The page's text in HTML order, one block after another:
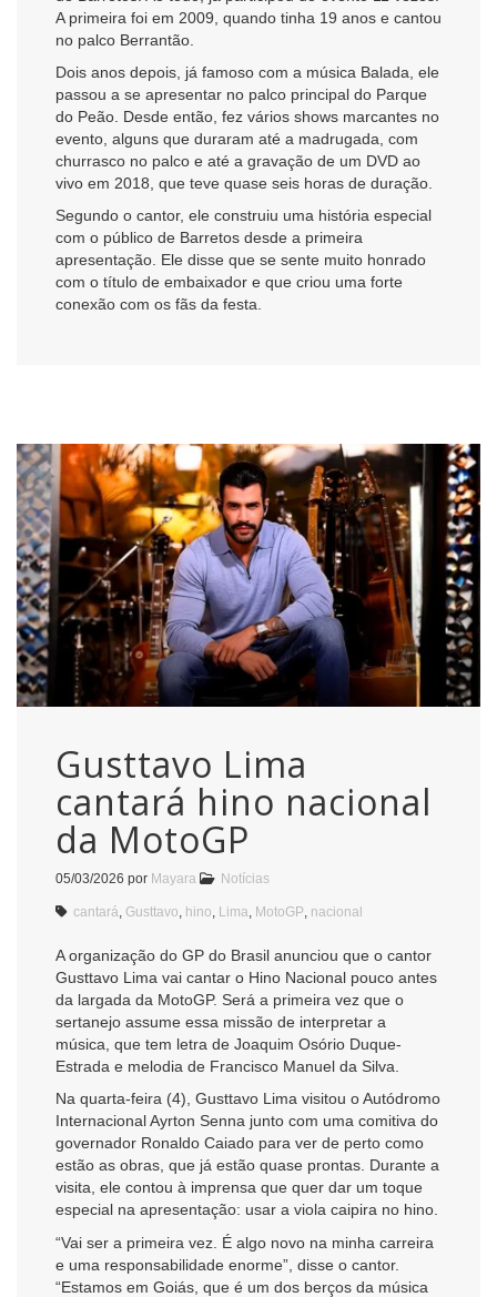
A primeira foi em 2009, quando tinha 19 anos e cantou
no palco Berrantão.
Dois anos depois, já famoso com a música Balada , ele
passou a se apresentar no palco principal do Parque
do Peão. Desde então, fez vários shows marcantes no
evento, alguns que duraram até a madrugada, com
churrasco no palco e até a gravação de um DVD ao
vivo em 2018, que teve quase seis horas de duração.
Segundo o cantor, ele construiu uma história especial
com o público de Barretos desde a primeira
apresentação. Ele disse que se sente muito honrado
com o título de embaixador e que criou uma forte
conexão com os fãs da festa.
Gusttavo Lima
cantará hino nacional
da MotoGP
05/03/2026 por Mayara Notícias
cantará Gusttavo hino Lima MotoGP nacional
A organização do GP do Brasil anunciou que o cantor
Gusttavo Lima vai cantar o Hino Nacional pouco antes
da largada da MotoGP. Será a primeira vez que o
sertanejo assume essa missão de interpretar a
música, que tem letra de Joaquim Osório Duque-
Estrada e melodia de Francisco Manuel da Silva.
Na quarta-feira (4), Gusttavo Lima visitou o Autódromo
Internacional Ayrton Senna junto com uma comitiva do
governador Ronaldo Caiado para ver de perto como
estão as obras, que já estão quase prontas. Durante a
visita, ele contou à imprensa que quer dar um toque
especial na apresentação: usar a viola caipira no hino.
“Vai ser a primeira vez. É algo novo na minha carreira
e uma responsabilidade enorme”, disse o cantor.
“Estamos em Goiás, que é um dos berços da música